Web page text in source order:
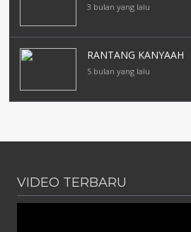
3 bulan yang lalu
RANTANG KANYAAH
5 bulan yang lalu
VIDEO TERBARU